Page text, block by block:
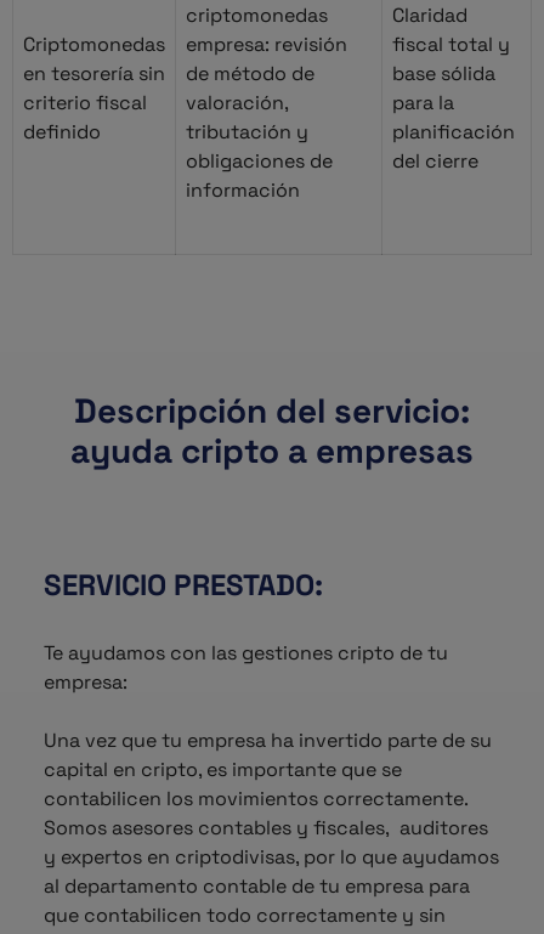
Criptomonedas
en tesorería sin
criterio fiscal
definido
criptomonedas
empresa: revisión
de método de
valoración,
tributación y
obligaciones de
información
Claridad
fiscal total y
base sólida
para la
planificación
del cierre
Descripción del servicio:
ayuda cripto a empresas
SERVICIO PRESTADO:
Te ayudamos con las gestiones cripto de tu
empresa:
Una vez que tu empresa ha invertido parte de su
capital en cripto, es importante que se
contabilicen los movimientos correctamente.
Somos asesores contables y fiscales, auditores
y expertos en criptodivisas, por lo que ayudamos
al departamento contable de tu empresa para
que contabilicen todo correctamente y sin